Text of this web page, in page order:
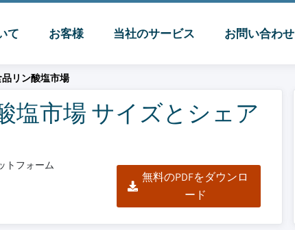
て お客様 当社のサービス お問い合わせ
リン酸塩市場
塩市場 サイズとシェア
トフォーム
無料のPDFをダウンロ
ード